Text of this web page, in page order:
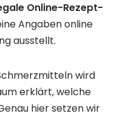
Online-Rezept-
Angaben online
ausstellt.
wird
erklärt, welche
hier setzen wir